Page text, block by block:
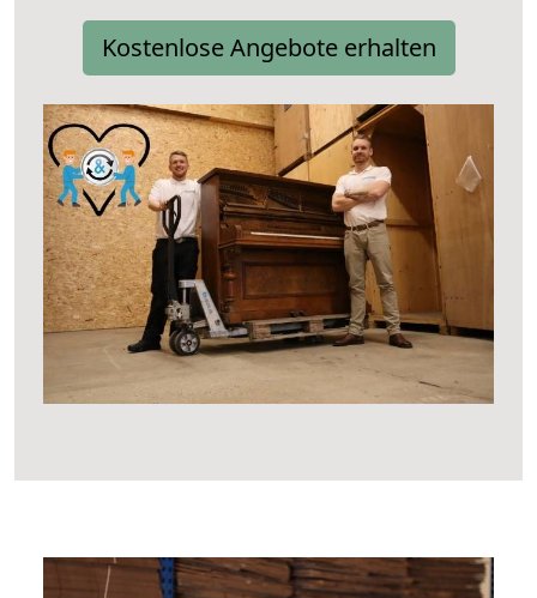
Kostenlose Angebote erhalten